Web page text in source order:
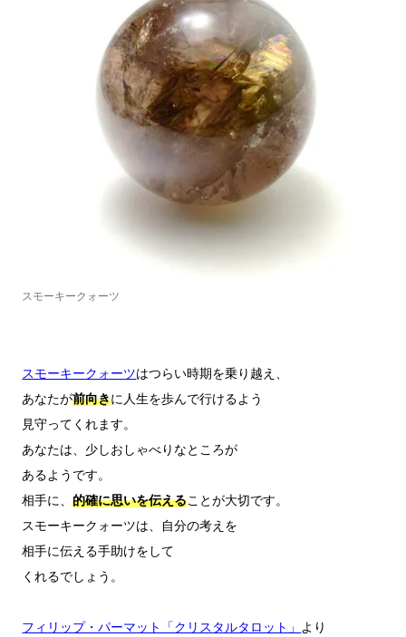
スモーキークォーツ
スモーキークォーツはつらい時期を乗り越え、
あなたが前向きに人生を歩んで行けるよう
見守ってくれます。
あなたは、少しおしゃべりなところが
あるようです。
相手に、的確に思いを伝えることが大切です。
スモーキークォーツは、自分の考えを
相手に伝える手助けをして
くれるでしょう。
フィリップ・パーマット「クリスタルタロット」